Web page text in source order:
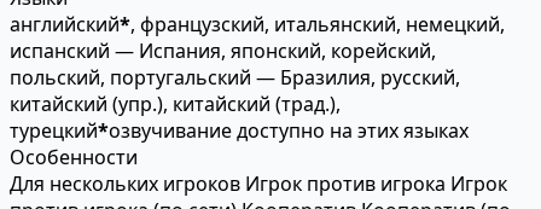
английский*, французский, итальянский, немецкий,
испанский — Испания, японский, корейский,
польский, португальский — Бразилия, русский,
китайский (упр.), китайский (трад.),
турецкий*озвучивание доступно на этих языках
Особенности
Для нескольких игроков Игрок против игрока Игрок